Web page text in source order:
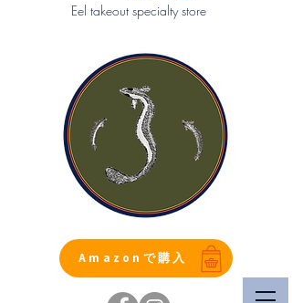
Eel takeout specialty store
Amazonで購入